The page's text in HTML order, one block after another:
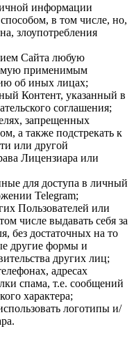
информации
в том числе, но,
злоупотребления
Сайта любую
применимым
об иных лицах;
Контент, указанный в
соглашения;
запрещенных
а также подстрекать к
или другой
Лицензиара или
для доступа в личный
Telegram;
Пользователей или
числе выдавать себя за
без достаточных на то
другие формы и
других лиц;
адресах
спама, т.е. сообщений
характера;
логотипы и/